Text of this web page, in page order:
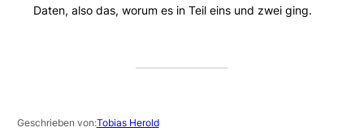
Daten, also das, worum es in Teil eins und zwei ging.
Geschrieben von:Tobias Herold